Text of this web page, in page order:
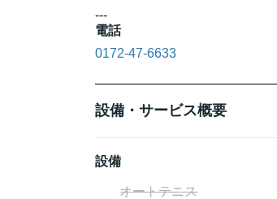
---
電話
0172-47-6633
設備・サービス概要
設備
オートテニス